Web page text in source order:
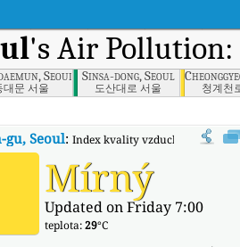
's Air Pollution:
Seoul
대문 서울
Sinsa-dong, Seoul
도산대로 서울 청계천
gu, Seoul: Index kvality vzduchu v reálném
Mírný
Updated on Friday 7:00
teplota:29°C